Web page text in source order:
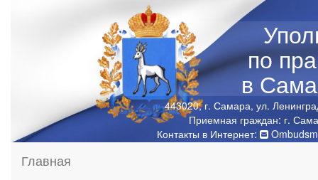
по
в
443020, г. Самара, ул.
Приемная граждан: г.
Контакты в Интернет:
Главная